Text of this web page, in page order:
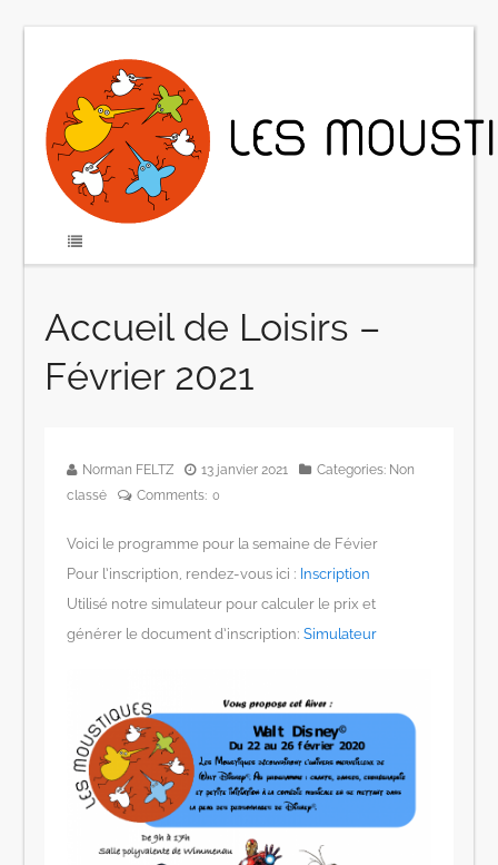
Accueil de Loisirs –
Février 2021
Norman FELTZ 13 janvier 2021 Categories: Non
classé
Comments: 0
Voici le programme pour la semaine de Févier
Pour l’inscription, rendez-vous ici : Inscription
Utilisé notre simulateur pour calculer le prix et
générer le document d’inscription:Simulateur